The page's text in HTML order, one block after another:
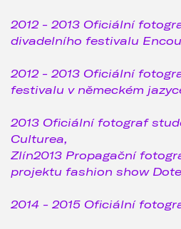
2012 - 2013 Oficiální
divadelního festivalu
2012 - 2013 Oficiální
festivalu v německém
2013 Oficiální fotograf
Culturea,
Zlín2013 Propagační
projektu fashion show
2014 - 2015 Oficiální